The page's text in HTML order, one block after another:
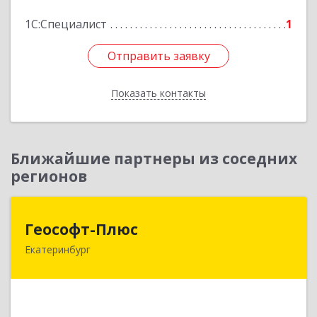
1С:Специалист 1
Отправить заявку
Показать контакты
Отправить заявку
Назад
Ближайшие партнеры из соседних
регионов
Геософт-Плюс
Екатеринбург
620033, Свердловская обл, Екатеринбург г,